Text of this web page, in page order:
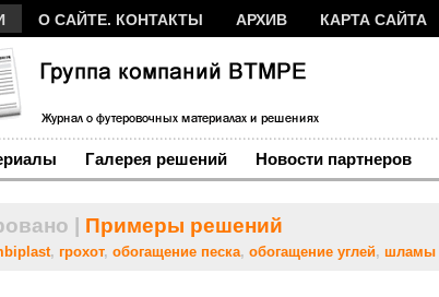
О САЙТЕ. КОНТАКТЫ АРХИВ КАРТА САЙТА
Галерея решений Новости партнеров
| Примеры решений
, грохот, обогащение песка, обогащение углей, шламы